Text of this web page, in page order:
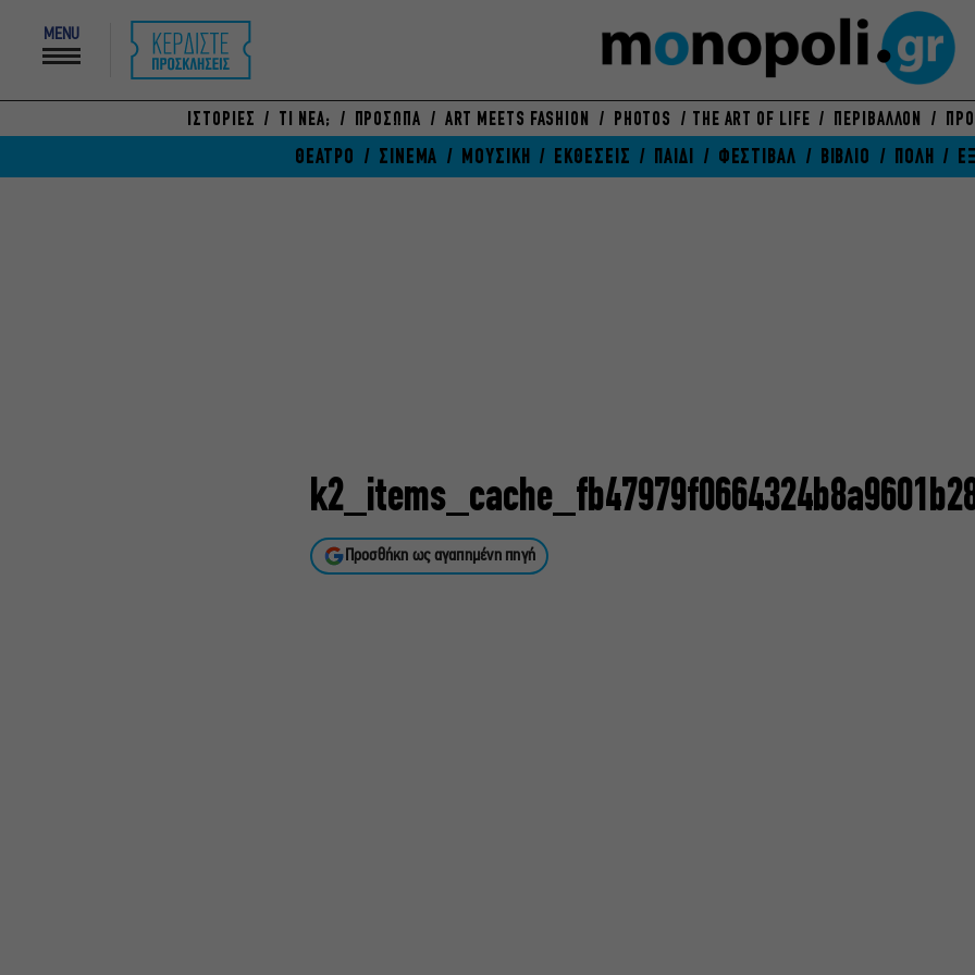
MENU
ΙΣΤΟΡΙΕΣ ΤΙ ΝΕΑ; ΠΡΟΣΩΠΑ ART MEETS FASHION PHOTOS THE ART OF LIFE ΠΕΡΙΒΑΛΛΟΝ
ΘΕΑΤΡΟ ΣΙΝΕΜΑ ΜΟΥΣΙΚΗ ΕΚΘΕΣΕΙΣ ΠΑΙΔΙ ΦΕΣΤΙΒΑΛ ΒΙΒΛΙΟ ΠΟΛΗ
Προσθήκη ως αγαπημένη πηγή